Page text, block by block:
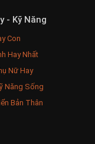
- Kỹ Năng
Con
Hay Nhất
Nữ Hay
Năng Sống
Bản Thân